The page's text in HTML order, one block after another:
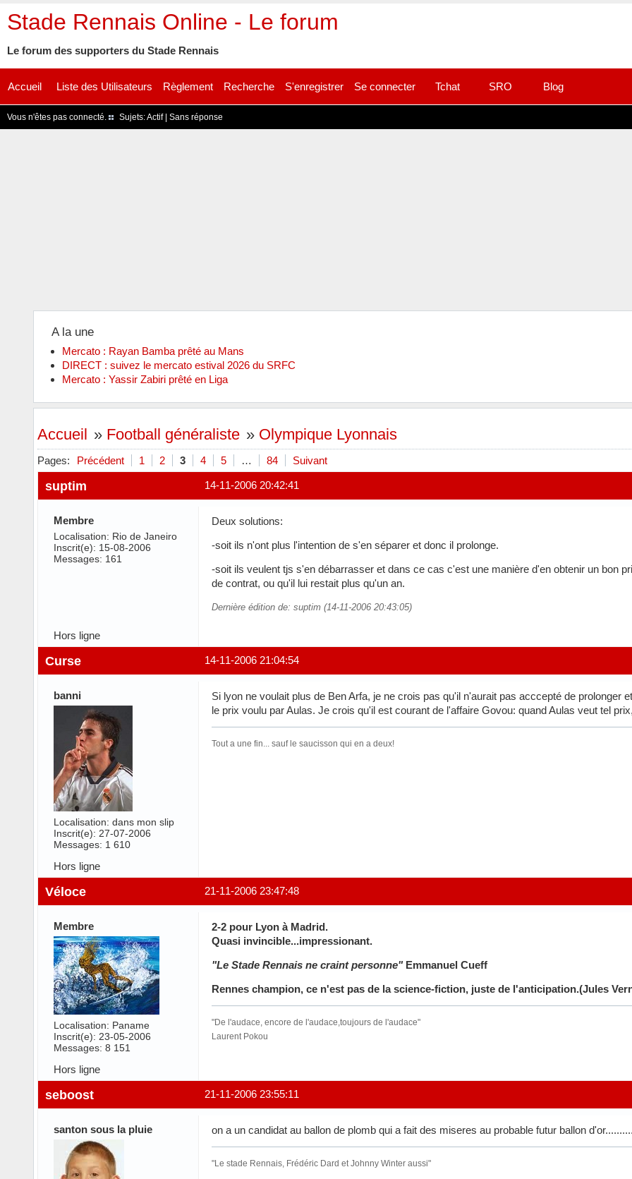
Stade Rennais Online - Le forum
Le forum des supporters du Stade Rennais
Accueil Liste des Utilisateurs Règlement Recherche S'enregistrer Se connecter Tchat SRO Blog
Vous n'êtes pas connecté. Sujets:Actif| Sans réponse
A la une
Mercato : Rayan Bamba prêté au Mans
DIRECT : suivez le mercato estival 2026 du SRFC
Mercato : Yassir Zabiri prêté en Liga
Accueil » Football généraliste » Olympique Lyonnais
Pages: Précédent 1 2 3 4 5 … 84 Suivant
14-11-2006 20:42:41
suptim
Membre
Localisation: Rio de Janeiro
Inscrit(e): 15-08-2006
Messages: 161
Deux solutions:
-soit ils n'ont plus l'intention de s'en séparer et donc il prolonge.
-soit ils veulent tjs s'en débarrasser et dans ce cas c'est une manière d'en obtenir un bon
de contrat, ou qu'il lui restait plus qu'un an.
Dernière édition de: suptim (14-11-2006 20:43:05)
Hors ligne
14-11-2006 21:04:54
Curse
banni
Localisation: dans mon slip
Inscrit(e): 27-07-2006
Messages: 1 610
Si lyon ne voulait plus de Ben Arfa, je ne crois pas qu'il n'aurait pas acccepté de prolonger
le prix voulu par Aulas. Je crois qu'il est courant de l'affaire Govou: quand Aulas veut tel
Tout a une fin... sauf le saucisson qui en a deux!
Hors ligne
21-11-2006 23:47:48
Véloce
Membre
Localisation: Paname
Inscrit(e): 23-05-2006
Messages: 8 151
2-2 pour Lyon à Madrid.
Quasi invincible...impressionant.
"Le Stade Rennais ne craint personne"Emmanuel Cueff
Rennes champion, ce n'est pas de la science-fiction, juste de l'anticipation.(Jules
"De l'audace, encore de l'audace,toujours de l'audace"
Laurent Pokou
Hors ligne
21-11-2006 23:55:11
seboost
santon sous la pluie on a un candidat au ballon de plomb qui a fait des miseres au probable futur ballon
"Le stade Rennais, Frédéric Dard et Johnny Winter aussi"